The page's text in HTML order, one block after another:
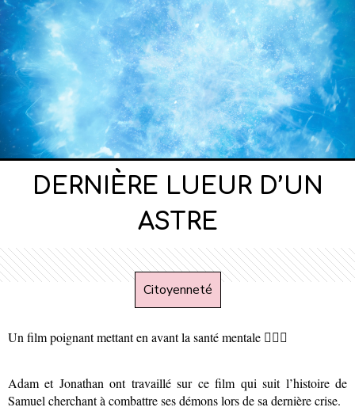
DERNIÈRE LUEUR D’UN
ASTRE
Citoyenneté
Un film poignant mettant en avant la santé mentale 🧑🏼‍⚕️
Adam et Jonathan ont travaillé sur ce film qui suit l’histoire de
Samuel cherchant à combattre ses démons lors de sa dernière crise.